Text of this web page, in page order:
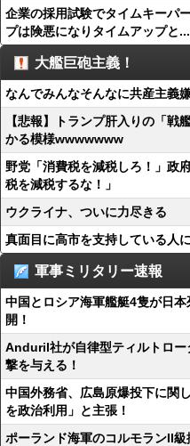
企業の採用試験でタイムキーパ
プは険悪になりタイムアップと...
大艦巨砲主義！
なんでみんなそんなに共産主義
【悲報】トランプ肝入りの「戦
かる模様wwwwwww
野党「消費税を減税しろ！」政
税を減税するな！」
ウクライナ、ついに力尽きる
真面目に高市を支持している人
軍事ミリタリー速報
中国とロシア海軍艦艇4隻が日
開！
Anduril社が自律型ティルトロー
撃を与える！
中国外務省、広島原爆投下に関
を政治利用」と主張！
ポーランド海軍のコルモランII